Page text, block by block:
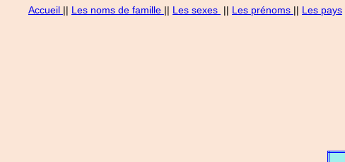
Accueil || Les noms de famille || Les sexes || Les prénoms || Les pays